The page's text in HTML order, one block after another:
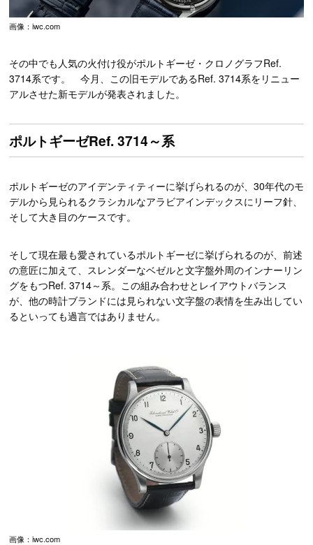
画像：iwc.com
その中でも人気の火付け役がポルトギーゼ・クロノグラフRef.
3714系です。 今月、この旧モデルであるRef. 3714系をリニュー
アルさせた新モデルが発表されました。
ポルトギーゼRef. 3714～系
ポルトギーゼのアイデンティティーに挙げられるのが、30年代のモ
デルから見られるクラシカルなアラビアインデックスにリーフ針、
そして大き目のケースです。
そして現在最も愛されているポルトギーゼに挙げられるのが、前述
の意匠に加えて、スレンダーなベゼルと文字盤外周のインナーリン
グをもつRef. 3714～系。この組み合わせとレイアウトバランス
が、他の時計ブランドには見られない文字盤の表情を生み出してい
るといっても過言ではありません。
画像：iwc.com